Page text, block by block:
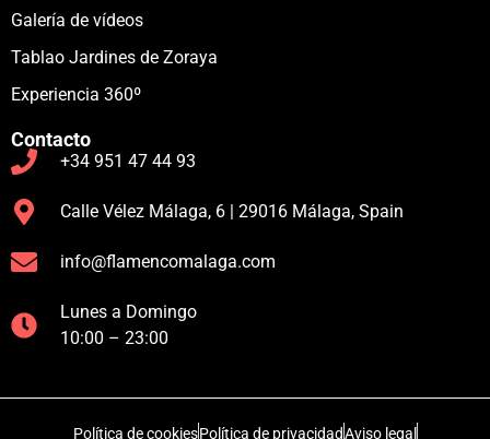
Galería de vídeos
Tablao Jardines de Zoraya
Experiencia 360º
Contacto
+34 951 47 44 93
Calle Vélez Málaga, 6 | 29016 Málaga, Spain
info@flamencomalaga.com
Lunes a Domingo
10:00 – 23:00
Política de cookiesPolítica de privacidadAviso legal